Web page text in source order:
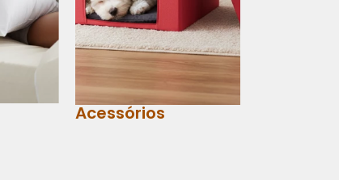
Acessórios